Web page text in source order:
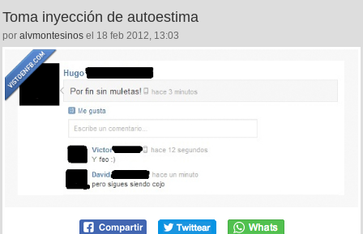
Toma inyección de autoestima
por alvmontesinos el 18 feb 2012, 13:03